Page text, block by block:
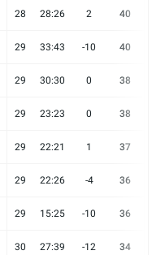
28 28:26 2 40
29 33:43 -10 40
29 30:30 0 38
29 23:23 0 38
29 22:21 1 37
29 22:26 -4 36
29 15:25 -10 36
30 27:39 -12 34